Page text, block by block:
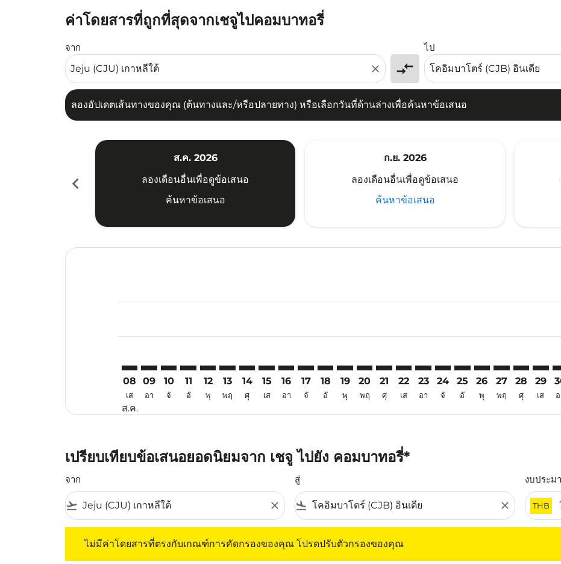
ค่าโดยสารที่ถูกที่สุดจากเชจูไปคอมบาทอรี่
จาก
close compare_arrows
ไป
ลองอัปเดตเส้นทางของคุณ (ต้นทางและ/หรือปลายทาง) หรือเลือกวันที่ด้านล่างเพื่อค้นหาข้อเสนอ
ลองอัปเดตเส้นทางของคุณ (ต้นทางและ/หรือปลายทาง) หรือเลือกวันที่ด้านล่างเพื่อค้นหาข้อเสนอ
chevron_left
ส.ค. 2026
ลองเดือนอื่นเพื่อดูข้อเสนอ
ค้นหาข้อเสนอ
ก.ย. 2026
ลองเดือนอื่นเพื่อดูข้อเสนอ
ค้นหาข้อเสนอ
08
เส
ส.ค.
09
อา
10
จั
11
อั
12
พุ
13
พฤ
14
ศุ
15
เส
16
อา
17
จั
18
อั
19
พุ
20
พฤ
CJU–CJB: cmp-view-offers-disclaimer. ค้น
21
ศุ
CJU–CJB: cmp-view-offers-
22
เส
CJU–CJB: cmp-view-offers-
23
อา
CJU–CJB: cmp-view-offers-
24
จั
CJU–CJB: cmp-view-
25
อั
CJU–CJB: cmp-
26
พุ
CJU–CJB:
27
พฤ
28
ศุ
29
เส
เปรียบเทียบข้อเสนอยอดนิยมจาก เชจู ไปยัง คอมบาทอรี่*
จาก
flight_takeoff close
สู่
flight_land close
งบประม
THB
ไม่มีค่าโดยสารที่ตรงกับเกณฑ์การคัดกรองของคุณ โปรดปรับตัวกรองของคุณ